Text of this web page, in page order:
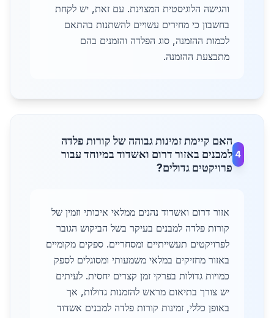
והגישה הלוגיסטית המצוינת. עם זאת, יש לקחת
בחשבון כי מחירים עשויים להשתנות בהתאם
לכמות ההזמנה, סוג הפלדה והזמנים בהם
מתבצעת ההזמנה.
4
האם קיימת זמינות גבוהה של קורות פלדה
למבנים באזור דרום ואשדוד במיוחד עבור
פרויקטים גדולים?
אזור דרום ואשדוד נהנים ממלאי איכותי וזמין של
קורות פלדה למבנים בעיקר בשל הביקוש הגובר
לפרויקטים תעשייתיים ומסחריים. ספקים מקומיים
באזור מחזיקים במלאי משמעותי ומסוגלים לספק
כמויות גדולות בפרקי זמן קצרים יחסית. לעיתים
יש צורך בתיאום מראש להזמנות גדולות, אך
באופן כללי, זמינות קורות פלדה למבנים אשדוד